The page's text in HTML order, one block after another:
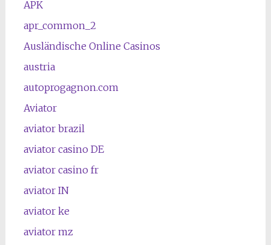
APK
apr_common_2
Ausländische Online Casinos
austria
autoprogagnon.com
Aviator
aviator brazil
aviator casino DE
aviator casino fr
aviator IN
aviator ke
aviator mz